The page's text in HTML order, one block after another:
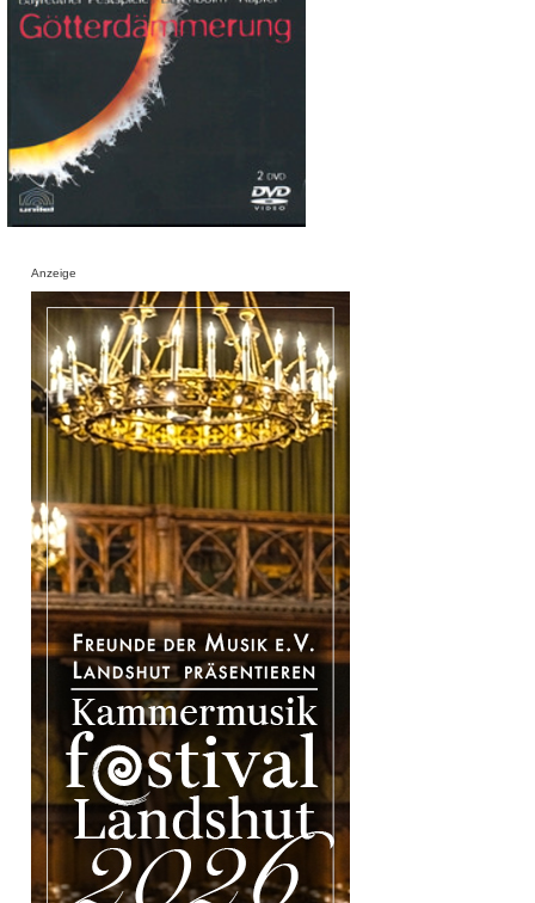
Anzeige